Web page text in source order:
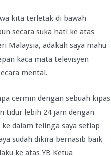
kita terletak di bawah
secara suka hati ke atas
Malaysia, adakah saya mahu
kaca mata televisyen
mental.
cermin dengan sebuah kipas
tidur lebih 24 jam dengan
dalam telinga saya setiap
sudah dikira bernasib baik
ke atas YB Ketua